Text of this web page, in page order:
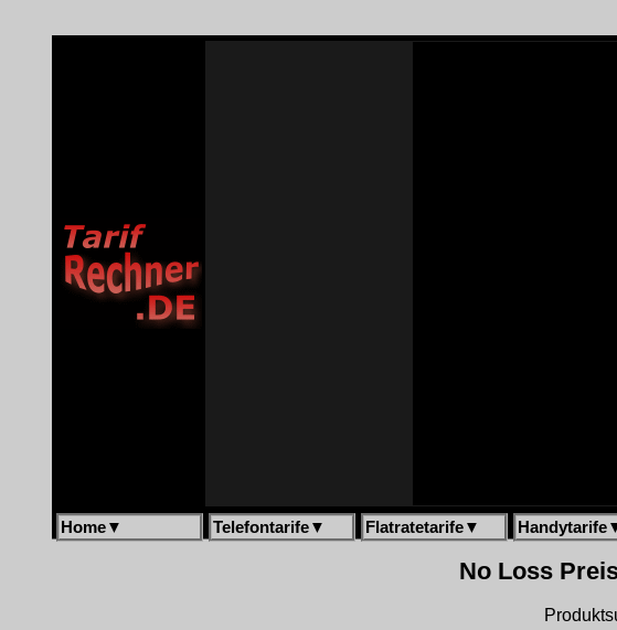
Home▼ Telefontarife▼ Flatratetarife▼ Handytarife
No Loss